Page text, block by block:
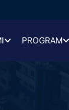
PROGRAM